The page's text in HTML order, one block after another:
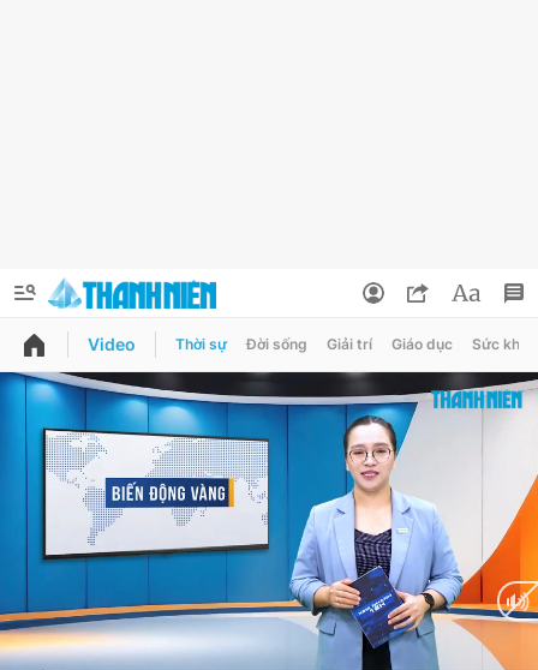
QUẢNG CÁO
Chuyên mục
Chào ngày mới Tin 24h
Thông tin tài khoản
Đổi mật khẩu
Tin đã lưu
Đăng xuất
Video Thời sự Đời sống Giải trí Giáo dục Sức khỏe